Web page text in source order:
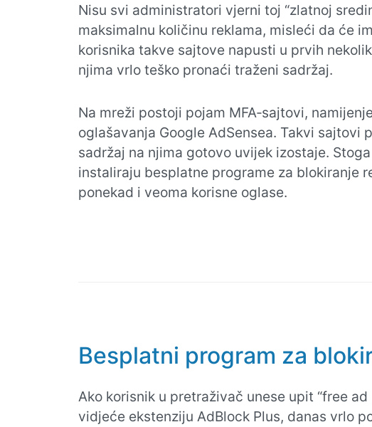
Nisu svi administratori vjerni toj “zlatnoj
maksimalnu količinu reklama, misleći da će
korisnika takve sajtove napusti u prvih
njima vrlo teško pronaći traženi sadržaj.
Na mreži postoji pojam MFA‑sajtovi,
oglašavanja Google AdSensea. Takvi
sadržaj na njima gotovo uvijek izostaje.
instaliraju besplatne programe za blokiranje
ponekad i veoma korisne oglase.
Besplatni program za
Ako korisnik u pretraživač unese upit “free
vidjeće ekstenziju AdBlock Plus, danas vrlo